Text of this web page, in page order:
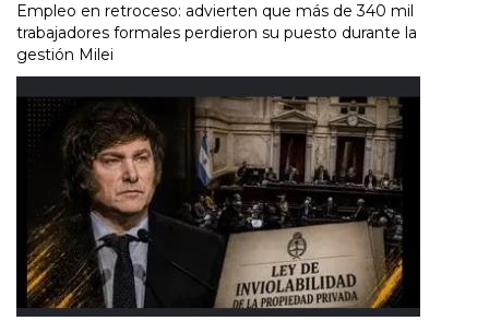
Empleo en retroceso: advierten que más de 340 mil
trabajadores formales perdieron su puesto durante la
gestión Milei